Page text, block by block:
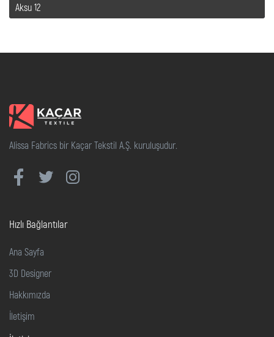
Aksu 12
Alissa Fabrics bir Kaçar Tekstil A.Ş. kuruluşudur.
Hızlı Bağlantılar
Ana Sayfa
3D Designer
Hakkımızda
İletişim